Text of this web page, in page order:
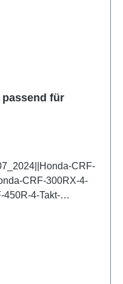
passend für
CRF-
CRF-300RX-4-
450R-4-Takt-